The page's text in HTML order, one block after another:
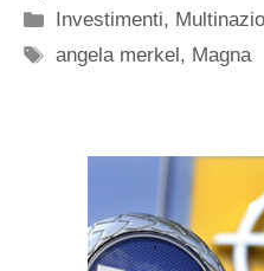
Categorie
Investimenti,
Tag
angela merkel , Magna